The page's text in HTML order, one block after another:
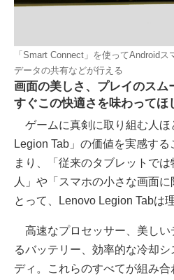
「Smart Connect」を使ってAndroid
データの共有などが行える
画面の美しさ、プレイのスム
すぐこの快適さを味わってほ
ゲームに真剣に取り組む人ほ
Legion Tab」の価値を実感す
まり、「従来のタブレットで
人」や「スマホの小さな画面
とって、Lenovo Legion Tabは
高速なプロセッサー、美しい
るバッテリー、効率的な冷却
ディ。これらのすべてが組み